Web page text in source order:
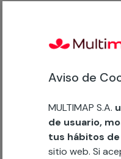
Reforma
Aviso de
MULTIMAP S.A.
de usuario,
tus hábitos
sitio web. Si